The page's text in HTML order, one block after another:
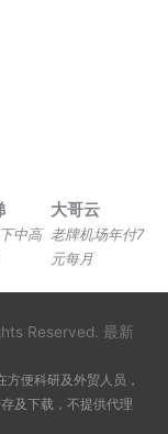
中高
大哥云
老牌机场年付7
元每月
Reserved. 最新
便科研及外贸人员，
及下载，不提供代理